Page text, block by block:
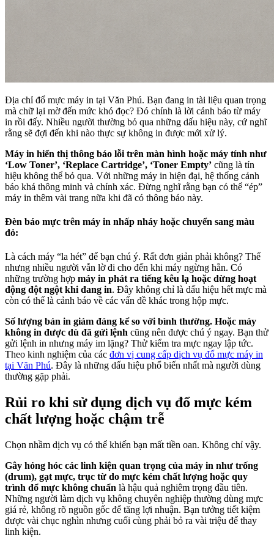
Địa chỉ đổ mực máy in tại Văn Phú. Bạn đang in tài liệu quan trọng
mà chữ lại mờ đến mức khó đọc? Đó chính là lời cảnh báo từ máy
in rồi đấy. Nhiều người thường bỏ qua những dấu hiệu này, cứ nghĩ
rằng sẽ đợi đến khi nào thực sự không in được mới xử lý.
Máy in hiển thị thông báo lỗi trên màn hình hoặc máy tính như
‘Low Toner’, ‘Replace Cartridge’, ‘Toner Empty’ cũng là tín
hiệu không thể bỏ qua. Với những máy in hiện đại, hệ thống cảnh
báo khá thông minh và chính xác. Đừng nghĩ rằng bạn có thể “ép”
máy in thêm vài trang nữa khi đã có thông báo này.
Đèn báo mực trên máy in nhấp nháy hoặc chuyển sang màu
đỏ:
Là cách máy “la hét” để bạn chú ý. Rất đơn giản phải không? Thế
nhưng nhiều người vẫn lờ đi cho đến khi máy ngừng hẳn. Có
những trường hợp máy in phát ra tiếng kêu lạ hoặc dừng hoạt
động đột ngột khi đang in. Đây không chỉ là dấu hiệu hết mực mà
còn có thể là cảnh báo về các vấn đề khác trong hộp mực.
Số lượng bản in giảm đáng kể so với bình thường. Hoặc máy
không in được dù đã gửi lệnh cũng nên được chú ý ngay. Bạn thử
gửi lệnh in nhưng máy im lặng? Thử kiểm tra mực ngay lập tức.
Theo kinh nghiệm của các đơn vị cung cấp dịch vụ đổ mực máy in
tại Văn Phú. Đây là những dấu hiệu phổ biến nhất mà người dùng
thường gặp phải.
Rủi ro khi sử dụng dịch vụ đổ mực kém
chất lượng hoặc chậm trễ
Chọn nhầm dịch vụ có thể khiến bạn mất tiền oan. Không chỉ vậy.
Gây hỏng hóc các linh kiện quan trọng của máy in như trống
(drum), gạt mực, trục từ do mực kém chất lượng hoặc quy
trình đổ mực không chuẩn là hậu quả nghiêm trọng đầu tiên.
Những người làm dịch vụ không chuyên nghiệp thường dùng mực
giá rẻ, không rõ nguồn gốc để tăng lợi nhuận. Bạn tưởng tiết kiệm
được vài chục nghìn nhưng cuối cùng phải bỏ ra vài triệu để thay
linh kiện.